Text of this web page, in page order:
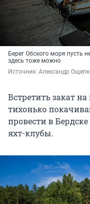
Берег Обского моря пусть
здесь тоже можно
Источник: Александр
Встретить закат
тихонько
провести в
яхт-клубы.